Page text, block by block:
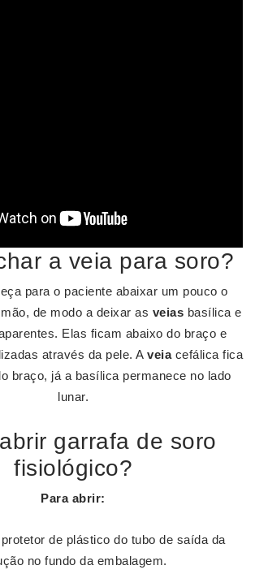
a veia para soro?
para o paciente abaixar um pouco o
de modo a deixar as veias basílica e
Elas ficam abaixo do braço e
através da pele. A veiacefálica fica
braço, já a basílica permanece no lado
lunar.
garrafa de soro
fisiológico?
Para abrir:
de plástico do tubo de saída da
no fundo da embalagem.